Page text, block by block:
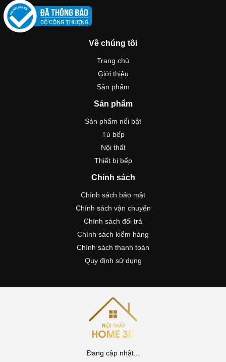
Về chúng tôi
Trang chủ
Giới thiệu
Sản phẩm
Sản phẩm
Sản phẩm nổi bật
Tủ bếp
Nội thất
Thiết bị bếp
Chính sách
Chính sách bảo mật
Chính sách vận chuyển
Chính sách đổi trả
Chính sách kiểm hàng
Chính sách thanh toán
Quy định sử dụng
Đang cập nhật...